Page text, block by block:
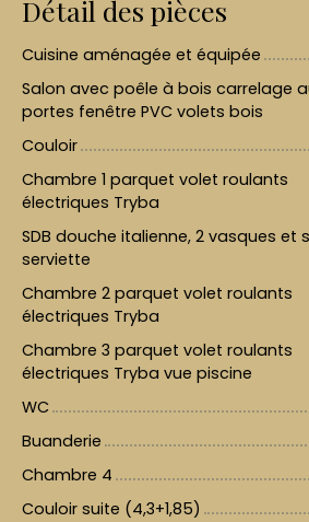
Détail des pièces
Cuisine aménagée et équipée
Salon avec poêle à bois carrelage
portes fenêtre PVC volets bois
Couloir
Chambre 1 parquet volet roulants
électriques Tryba
SDB douche italienne, 2 vasques et
serviette
Chambre 2 parquet volet roulants
électriques Tryba
Chambre 3 parquet volet roulants
électriques Tryba vue piscine
WC
Buanderie
Chambre 4
Couloir suite (4,3+1,85)